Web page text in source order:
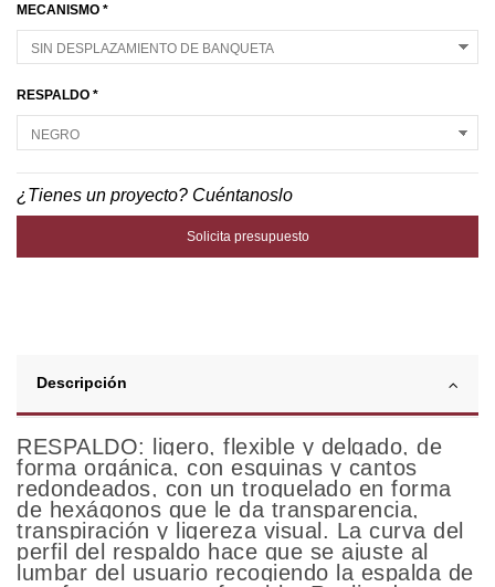
MECANISMO *
RESPALDO *
¿Tienes un proyecto? Cuéntanoslo
Solicita presupuesto
Descripción
RESPALDO: ligero, flexible y delgado, de
forma orgánica, con esquinas y cantos
redondeados, con un troquelado en forma
de hexágonos que le da transparencia,
transpiración y ligereza visual. La curva del
perfil del respaldo hace que se ajuste al
lumbar del usuario recogiendo la espalda de